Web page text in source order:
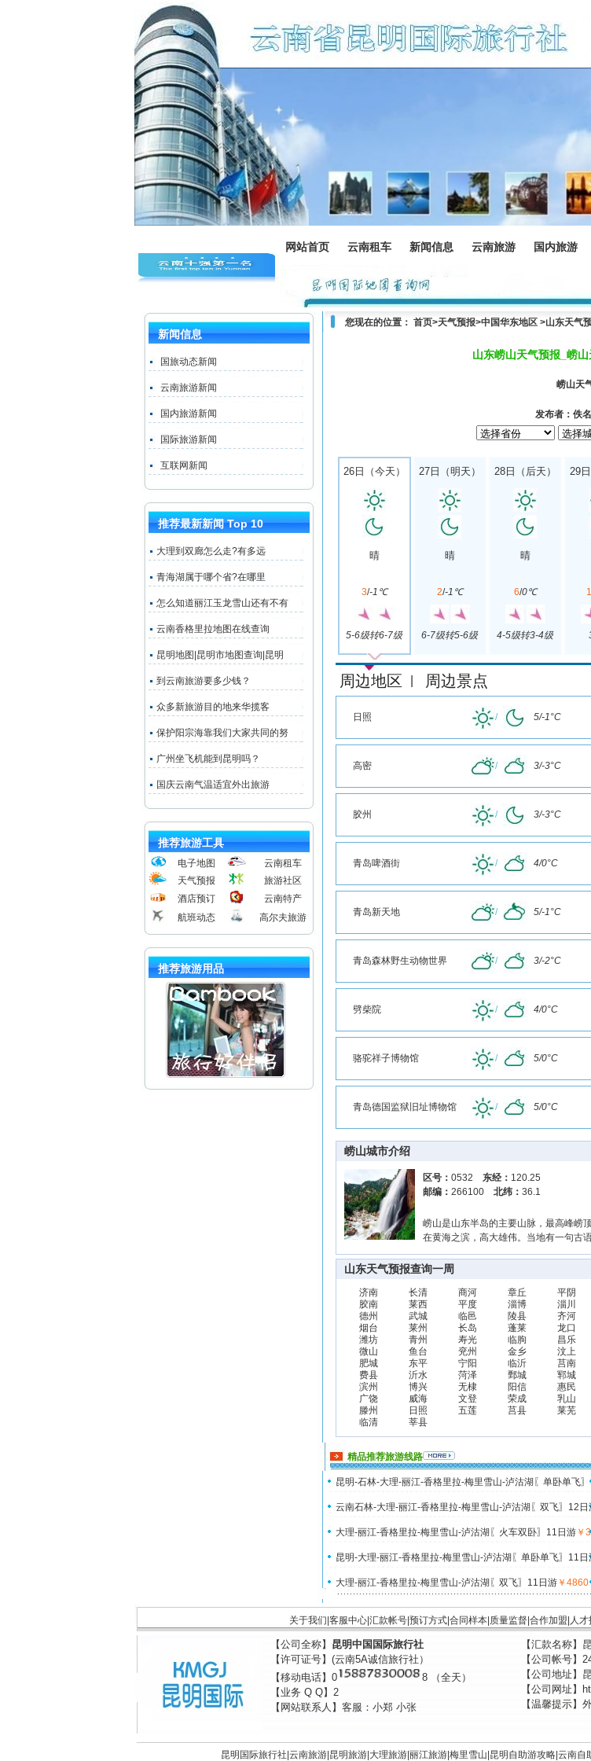
网站首页 云南租车 新闻信息 云南旅游 国内旅游
新闻信息
国旅动态新闻
云南旅游新闻
国内旅游新闻
国际旅游新闻
互联网新闻
推荐最新新闻 Top 10
大理到双廊怎么走?有多远
青海湖属于哪个省?在哪里
怎么知道丽江玉龙雪山还有不有
云南香格里拉地图在线查询
昆明地图|昆明市地图查询|昆明
到云南旅游要多少钱？
众多新旅游目的地来华揽客
保护阳宗海靠我们大家共同的努
广州坐飞机能到昆明吗？
国庆云南气温适宜外出旅游
推荐旅游工具
电子地图
云南租车
天气预报
旅游社区
酒店预订
云南特产
航班动态
高尔夫旅游
推荐旅游用品
您现在的位置： 首页>天气预报>中国华东地区 >山东天气
山东崂山天气预报_崂
崂山天
发布者：佚
26日（今天）
晴
3/-1℃
5-6级转6-7级
27日（明天）
晴
2/-1℃
6-7级转5-6级
28日（后天）
晴
6/0℃
4-5级转3-4级
29
周边地区 周边景点
日照 / 5/-1°C
高密 / 3/-3°C
胶州 / 3/-3°C
青岛啤酒街 / 4/0°C
青岛新天地 / 5/-1°C
青岛森林野生动物世界 / 3/-2°C
劈柴院 / 4/0°C
骆驼祥子博物馆 / 5/0°C
青岛德国监狱旧址博物馆 / 5/0°C
崂山城市介绍
区号： 0532 东经： 120.25
邮编： 266100 北纬： 36.1
崂山是山东半岛的主要山脉，最高峰崂
在黄海之滨，高大雄伟。当地有一句古
山东天气预报查询一周
济南 长清 商河 章丘 平阴
胶南
莱西 平度 淄博 淄川
德州
武城 临邑 陵县 齐河
烟台
莱州 长岛 蓬莱 龙口
潍坊
青州 寿光 临朐 昌乐
微山
鱼台 兖州 金乡 汶上
肥城
东平 宁阳 临沂 莒南
费县
沂水 菏泽 鄄城 郓城
滨州
博兴 无棣 阳信 惠民
广饶
威海 文登 荣成 乳山
滕州
日照 五莲 莒县 莱芜
临清
莘县
精品推荐旅游线路
昆明-石林-大理-丽江-香格里拉-梅里雪山-泸沽湖〖单卧单飞
云南石林-大理-丽江-香格里拉-梅里雪山-泸沽湖〖双飞〗12日
￥
大理-丽江-香格里拉-梅里雪山-泸沽湖〖火车双卧〗11日游
昆明-大理-丽江-香格里拉-梅里雪山-泸沽湖〖单卧单飞〗11日
￥4860
大理-丽江-香格里拉-梅里雪山-泸沽湖〖双飞〗11日游
关于我们 客服中心| 汇款帐号| 预订方式| 合同样本| 质量监督| 合作加盟 人
【公司全称】 昆明中国国际旅行社
【许可证号】(云南5A诚信旅行社）
【移动电话】0
8 （全天）
【业务 Q Q】2
【网站联系人】客服：小郑 小张
【汇款名称】
【公司帐号】
【公司地址】
【公司网址】
【温馨提示】
昆明国际旅行社| 云南旅游| 昆明旅游| 大理旅游| 丽江旅游| 梅里雪山 昆明自助游攻略| 云南自